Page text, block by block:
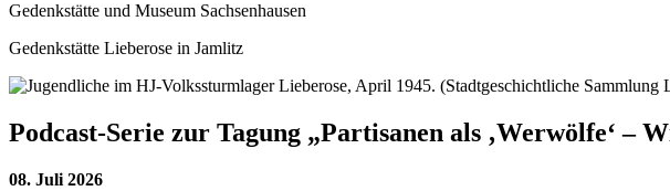
Gedenkstätte und Museum Sachsenhausen
Gedenkstätte Lieberose in Jamlitz
Podcast-Serie zur Tagung „Partisanen als ‚Werwölfe‘ –
08. Juli 2026